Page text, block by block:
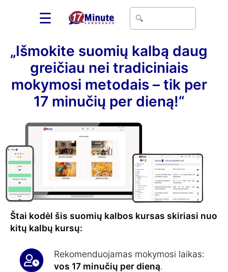
☰
„Išmokite suomių kalbą daug
greičiau nei tradiciniais
mokymosi metodais – tik per
17 minučių per dieną!“
Štai kodėl šis suomių kalbos kursas skiriasi nuo
kitų kalbų kursų:
Rekomenduojamas mokymosi laikas:
vos 17 minučių per dieną.